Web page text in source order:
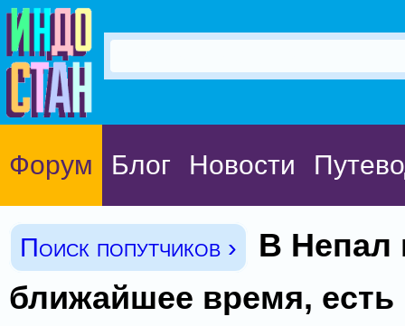
Форум Блог Новости
Поиск попутчиков ›
В Непал
ближайшее время, есть